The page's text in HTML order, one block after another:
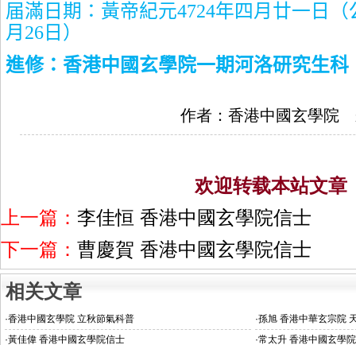
届滿日期：黃帝紀元4724年四月廿一日（
月 26 日）
進修：香港中國玄學院一期河洛研究生科
作者：香港中國玄學院
欢迎转载本站文章
上一篇： 李佳恒 香港中國玄學院信士
下一篇： 曹慶賀 香港中國玄學院信士
相关文章
·香港中國玄學院 立秋節氣科普 ·孫旭 香港中華玄宗院
·黃佳偉 香港中國玄學院信士 ·常太升 香港中國玄學